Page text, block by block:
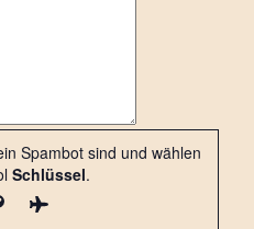
Spambot sind und wählen
Schlüssel.